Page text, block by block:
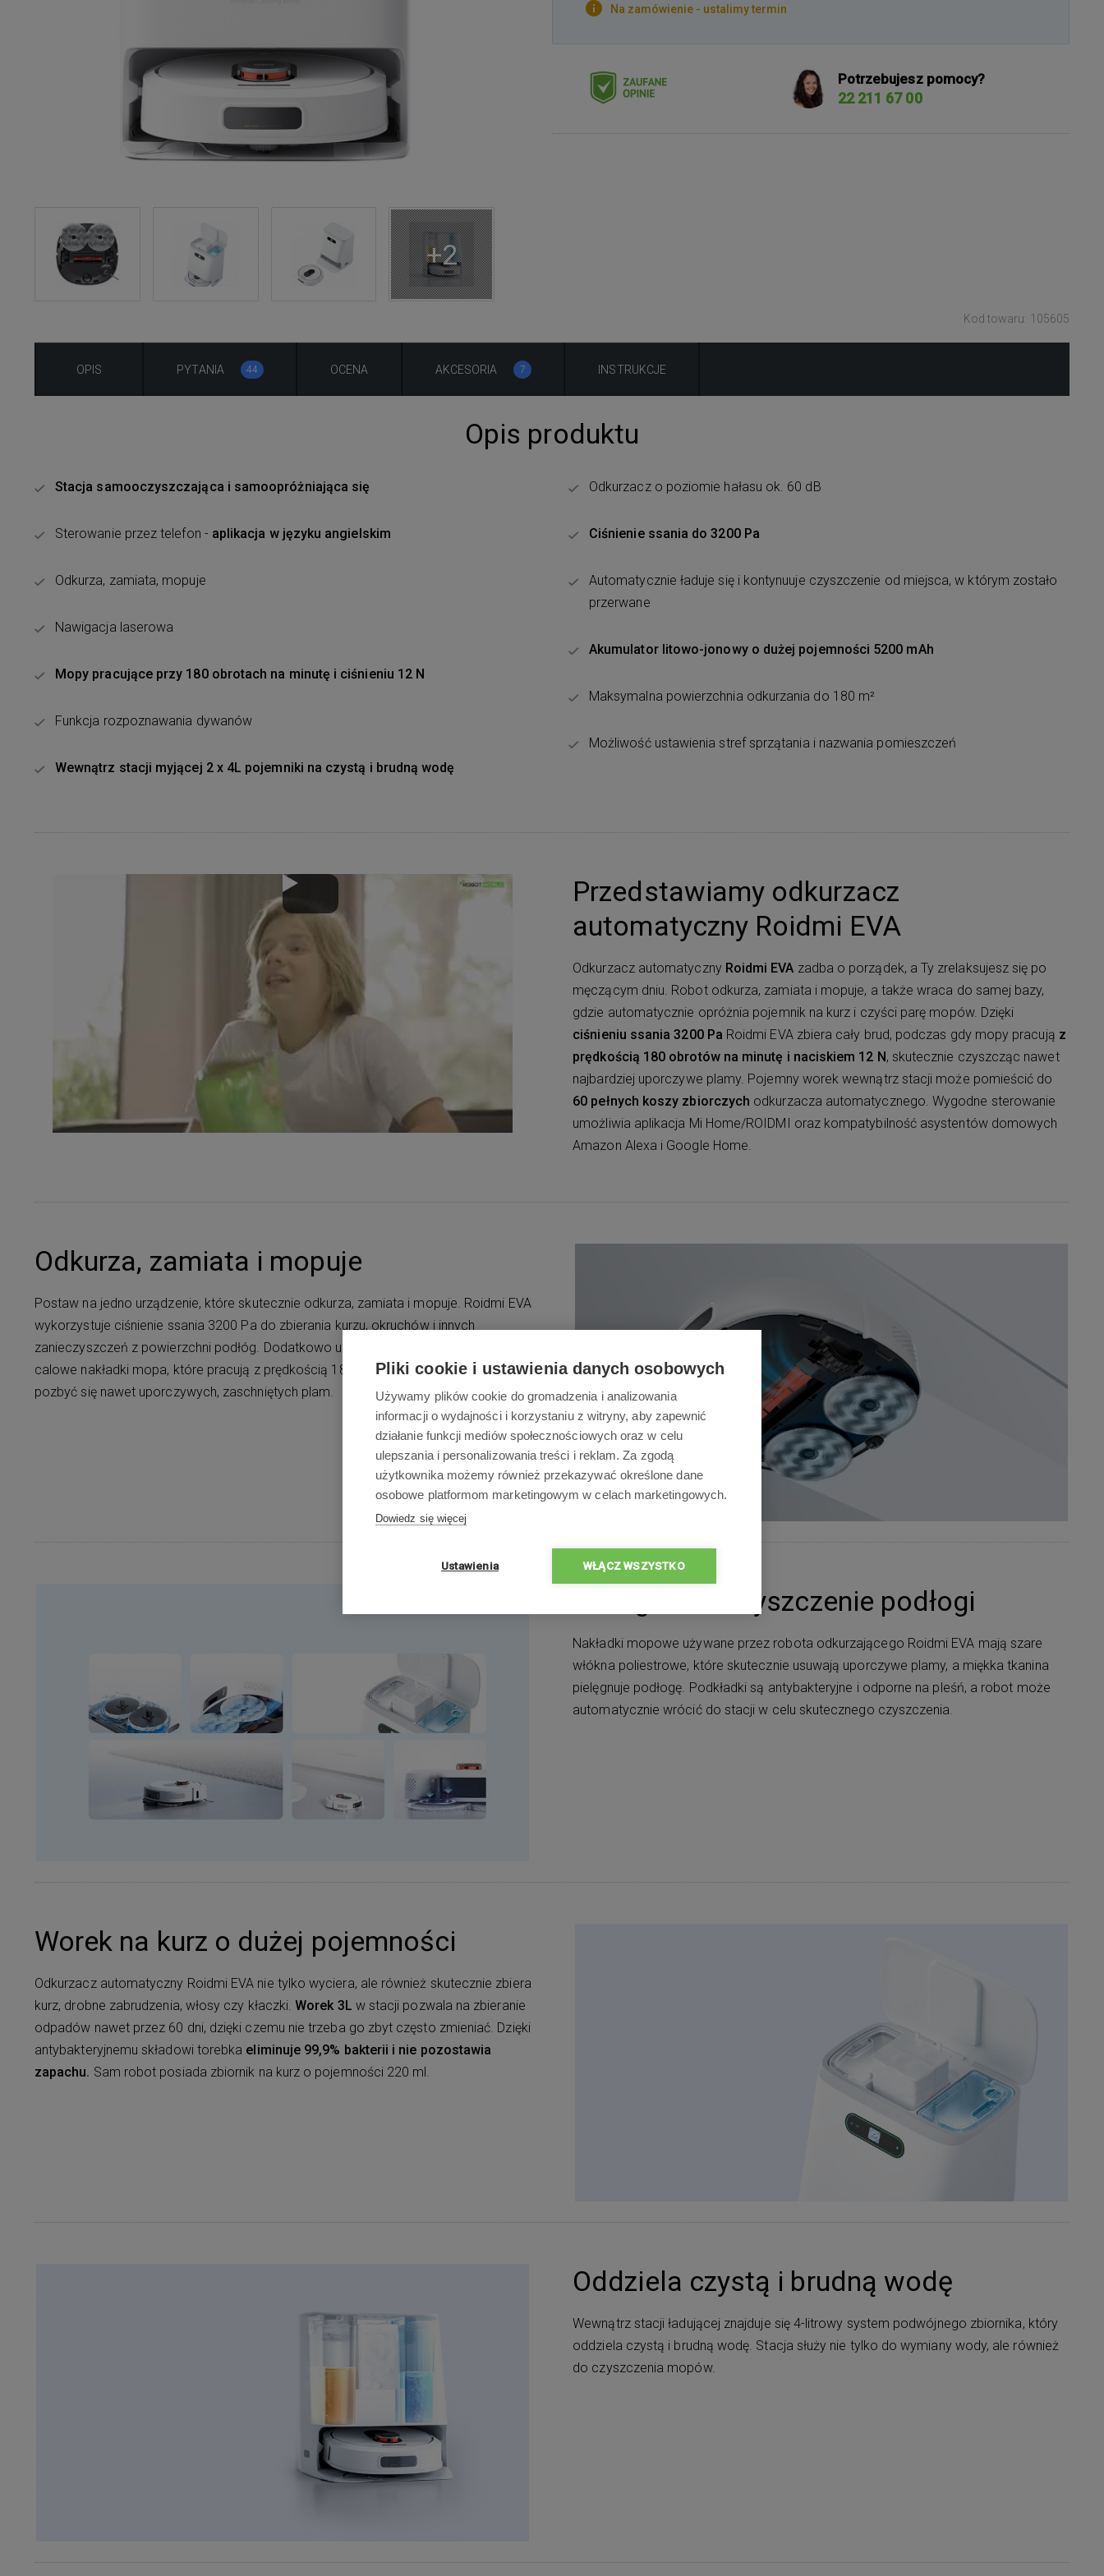
+2
Na zamówienie - ustalimy termin
Potrzebujesz pomocy?
22 211 67 00
Kod towaru: 105605
OPIS PYTANIA 44 OCENA AKCESORIA 7 INSTRUKCJE
Opis produktu
Stacja samooczyszczająca i samoopróżniająca się
Sterowanie przez telefon - aplikacja w języku angielskim
Odkurza, zamiata, mopuje
Nawigacja laserowa
Mopy pracujące przy 180 obrotach na minutę i ciśnieniu 12 N
Funkcja rozpoznawania dywanów
Wewnątrz stacji myjącej 2 x 4L pojemniki na czystą i brudną wodę
Odkurzacz o poziomie hałasu ok. 60 dB
Ciśnienie ssania do 3200 Pa
Automatycznie ładuje się i kontynuuje czyszczenie od miejsca, w którym zostało
przerwane
Akumulator litowo-jonowy o dużej pojemności 5200 mAh
Maksymalna powierzchnia odkurzania do 180 m²
Możliwość ustawienia stref sprzątania i nazwania pomieszczeń
Przedstawiamy odkurzacz
automatyczny Roidmi EVA
Odkurzacz automatyczny Roidmi EVA zadba o porządek, a Ty zrelaksujesz się po
męczącym dniu. Robot odkurza, zamiata i mopuje, a także wraca do samej bazy,
gdzie automatycznie opróżnia pojemnik na kurz i czyści parę mopów. Dzięki
ciśnieniu ssania 3200 Pa Roidmi EVA zbiera cały brud, podczas gdy mopy pracują z
prędkością 180 obrotów na minutę i naciskiem 12 N, skutecznie czyszcząc nawet
najbardziej uporczywe plamy. Pojemny worek wewnątrz stacji może pomieścić do
60 pełnych koszy zbiorczych odkurzacza automatycznego. Wygodne sterowanie
umożliwia aplikacja Mi Home/ROIDMI oraz kompatybilność asystentów domowych
Amazon Alexa i Google Home.
Odkurza, zamiata i mopuje
Postaw na jedno urządzenie, które skutecznie odkurza, zamiata i mopuje. Roidmi EVA
wykorzystuje ciśnienie ssania 3200 Pa do zbierania kurzu, okruchów i innych
zanieczyszczeń z powierzchni podłóg. Dodatkowo urządzenie wyposażone jest w 4-
calowe nakładki mopa, które pracują z prędkością 180 obr/min i naciskiem 12 N, aby
pozbyć się nawet uporczywych, zaschniętych plam.
Inteligentne czyszczenie podłogi
Nakładki mopowe używane przez robota odkurzającego Roidmi EVA mają szare
włókna poliestrowe, które skutecznie usuwają uporczywe plamy, a miękka tkanina
pielęgnuje podłogę. Podkładki są antybakteryjne i odporne na pleśń, a robot może
automatycznie wrócić do stacji w celu skutecznego czyszczenia.
Worek na kurz o dużej pojemności
Odkurzacz automatyczny Roidmi EVA nie tylko wyciera, ale również skutecznie zbiera
kurz, drobne zabrudzenia, włosy czy kłaczki.Worek 3L w stacji pozwala na zbieranie
odpadów nawet przez 60 dni, dzięki czemu nie trzeba go zbyt często zmieniać. Dzięki
antybakteryjnemu składowi torebka eliminuje 99,9% bakterii i nie pozostawia
zapachu. Sam robot posiada zbiornik na kurz o pojemności 220 ml.
Oddziela czystą i brudną wodę
Wewnątrz stacji ładującej znajduje się 4-litrowy system podwójnego zbiornika, który
oddziela czystą i brudną wodę. Stacja służy nie tylko do wymiany wody, ale również
do czyszczenia mopów.
Pliki cookie i ustawienia danych osobowych
Używamy plików cookie do gromadzenia i analizowania
informacji o wydajności i korzystaniu z witryny, aby zapewnić
działanie funkcji mediów społecznościowych oraz w celu
ulepszania i personalizowania treści i reklam. Za zgodą
użytkownika możemy również przekazywać określone dane
osobowe platformom marketingowym w celach marketingowych.
Dowiedz się więcej
Ustawienia WŁĄCZ WSZYSTKO